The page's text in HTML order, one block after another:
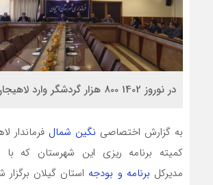
در نوروز 1402 800 هزار گردشگر وارد لاهیجان شدند.
به گزارش اختصاصی نگین شمال فرماندار
کمیته برنامه ریزی این شهرستان که
مدیرکل برنامه و بودجه استان گیلان برگزار